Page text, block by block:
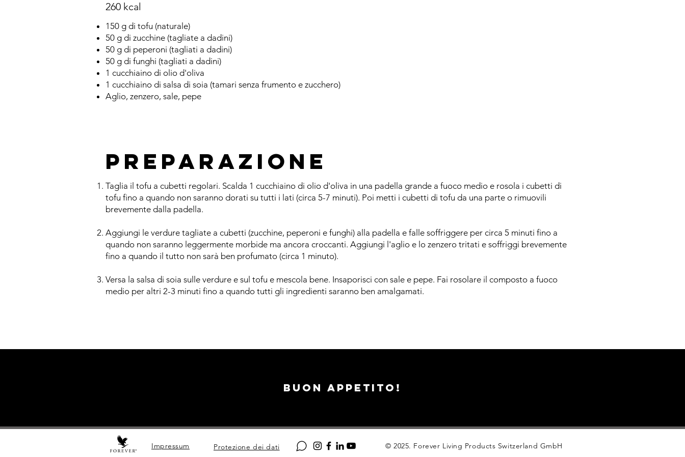
260 kcal
150 g di tofu (naturale)
50 g di zucchine (tagliate a dadini)
50 g di peperoni (tagliati a dadini)
50 g di funghi (tagliati a dadini)
1 cucchiaino di olio d'oliva
1 cucchiaino di salsa di soia (tamari senza frumento e zucchero)
Aglio, zenzero, sale, pepe
Preparazione
Taglia il tofu a cubetti regolari. Scalda 1 cucchiaino di olio d'oliva in una padella grande a fuoco medio e rosola i cubetti di
tofu fino a quando non saranno dorati su tutti i lati (circa 5-7 minuti). Poi metti i cubetti di tofu da una parte o rimuovili
brevemente dalla padella.
Aggiungi le verdure tagliate a cubetti (zucchine, peperoni e funghi) alla padella e falle soffriggere per circa 5 minuti fino a
quando non saranno leggermente morbide ma ancora croccanti. Aggiungi l'aglio e lo zenzero tritati e soffriggi brevemente
fino a quando il tutto non sarà ben profumato (circa 1 minuto).
Versa la salsa di soia sulle verdure e sul tofu e mescola bene. Insaporisci con sale e pepe. Fai rosolare il composto a fuoco
medio per altri 2-3 minuti fino a quando tutti gli ingredienti saranno ben amalgamati.
Buon appetito!
Impressum Protezione dei dati © 2025. Forever Living Products Switzerland GmbH